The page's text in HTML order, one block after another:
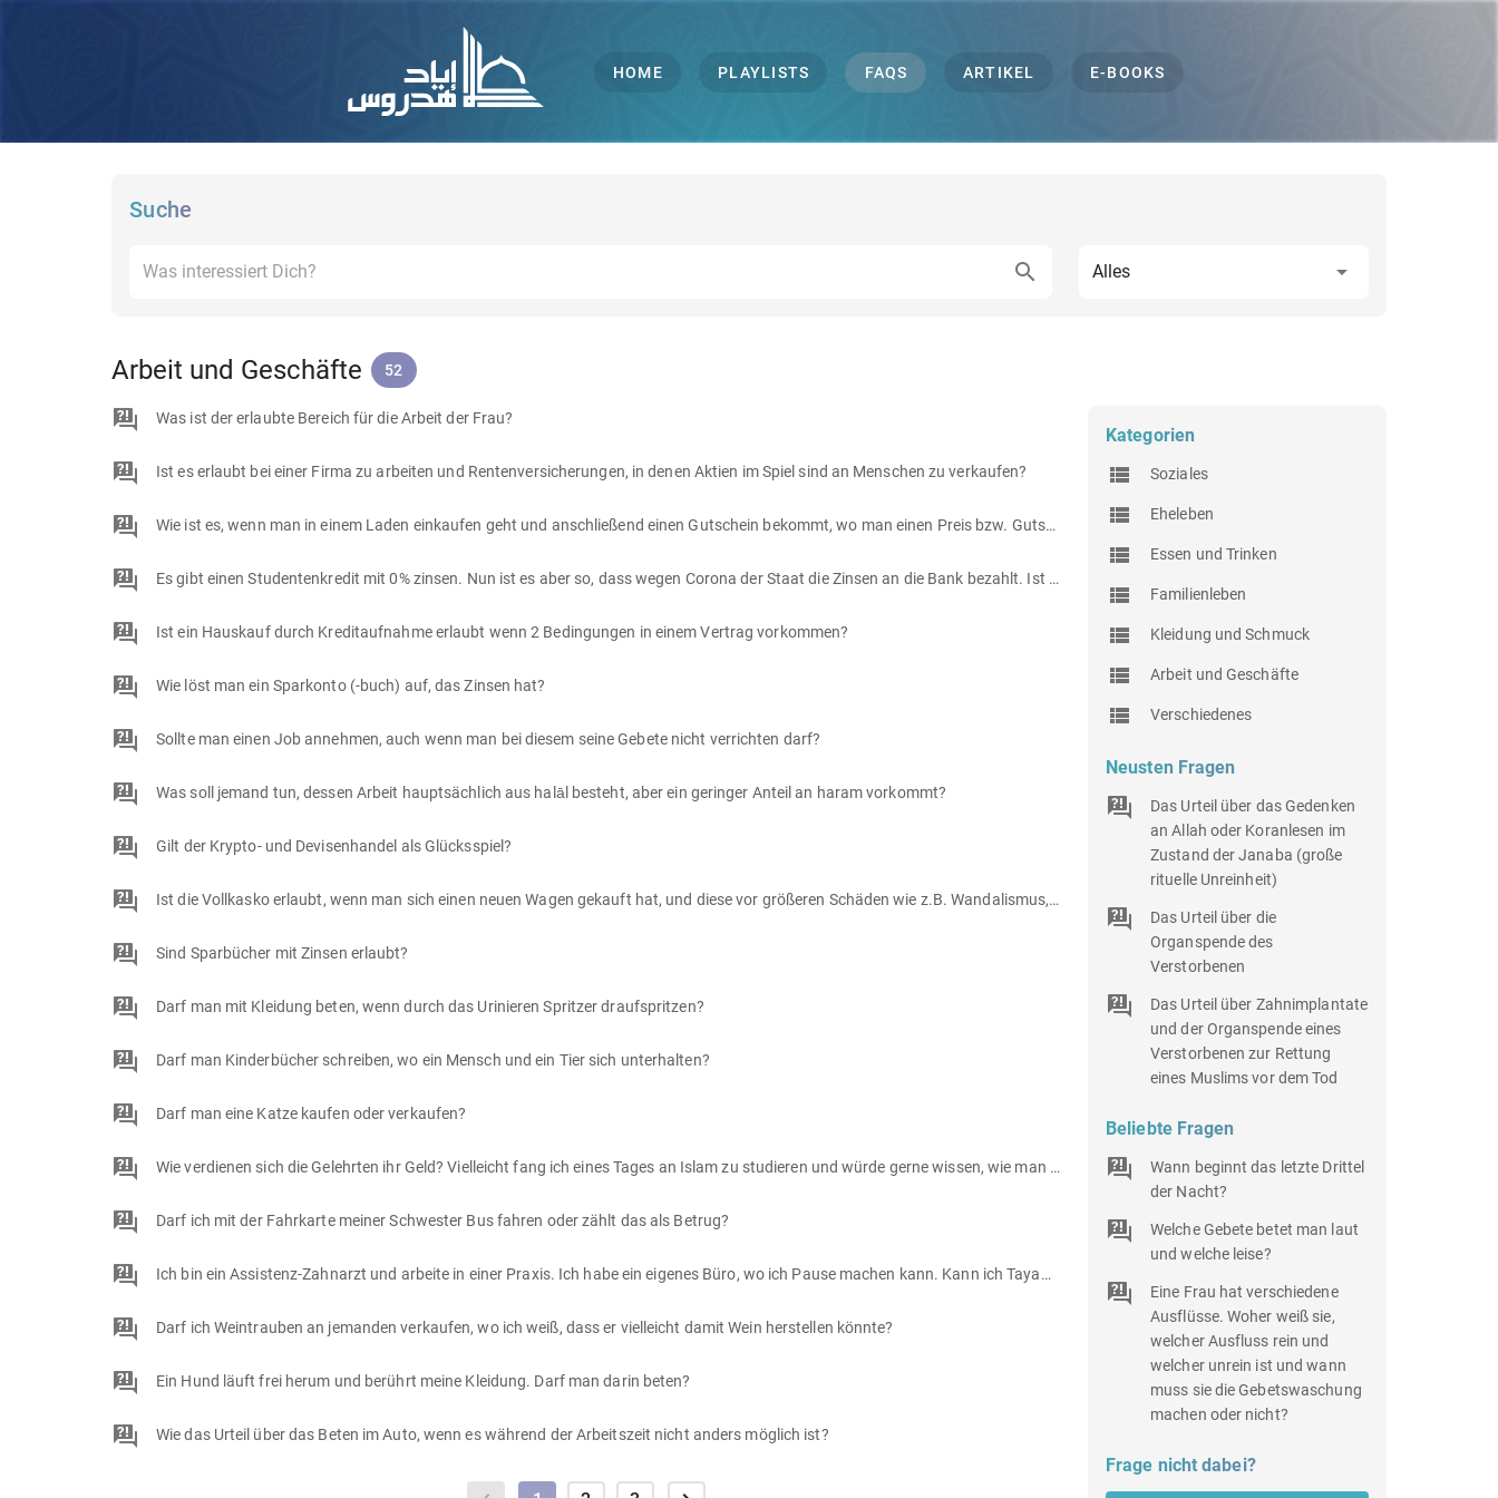
HOME PLAYLISTS FAQS ARTIKEL E-BOOKS
Suche
Alles
Arbeit und Geschäfte 52
Was ist der erlaubte Bereich für die Arbeit der Frau?
Ist es erlaubt bei einer Firma zu arbeiten und Rentenversicherungen, in denen Aktien im Spiel sind an Menschen zu verkaufen?
Wie ist es, wenn man in einem Laden einkaufen geht und anschließend einen Gutschein bekommt, wo man einen Preis bzw. Gutschein gewinnen kann?
Es gibt einen Studentenkredit mit 0% zinsen. Nun ist es aber so, dass wegen Corona der Staat die Zinsen an die Bank bezahlt. Ist es haram für mich?
Ist ein Hauskauf durch Kreditaufnahme erlaubt wenn 2 Bedingungen in einem Vertrag vorkommen?
Wie löst man ein Sparkonto (-buch) auf, das Zinsen hat?
Sollte man einen Job annehmen, auch wenn man bei diesem seine Gebete nicht verrichten darf?
Was soll jemand tun, dessen Arbeit hauptsächlich aus halāl besteht, aber ein geringer Anteil an haram vorkommt?
Gilt der Krypto- und Devisenhandel als Glücksspiel?
Ist die Vollkasko erlaubt, wenn man sich einen neuen Wagen gekauft hat, und diese vor größeren Schäden wie z.B. Wandalismus, Kratzer oder Diebstahl schützen möchte?
Sind Sparbücher mit Zinsen erlaubt?
Darf man mit Kleidung beten, wenn durch das Urinieren Spritzer draufspritzen?
Darf man Kinderbücher schreiben, wo ein Mensch und ein Tier sich unterhalten?
Darf man eine Katze kaufen oder verkaufen?
Wie verdienen sich die Gelehrten ihr Geld? Vielleicht fang ich eines Tages an Islam zu studieren und würde gerne wissen, wie man Geld damit verdienen kann?
Darf ich mit der Fahrkarte meiner Schwester Bus fahren oder zählt das als Betrug?
Ich bin ein Assistenz-Zahnarzt und arbeite in einer Praxis. Ich habe ein eigenes Büro, wo ich Pause machen kann. Kann ich Tayammum machen für das Gebet, obwohl Wasser verfügbar ist?
Darf ich Weintrauben an jemanden verkaufen, wo ich weiß, dass er vielleicht damit Wein herstellen könnte?
Ein Hund läuft frei herum und berührt meine Kleidung. Darf man darin beten?
Wie das Urteil über das Beten im Auto, wenn es während der Arbeitszeit nicht anders möglich ist?
Kategorien
Soziales
Eheleben
Essen und Trinken
Familienleben
Kleidung und Schmuck
Arbeit und Geschäfte
Verschiedenes
Neusten Fragen
Das Urteil über das Gedenken
an Allah oder Koranlesen im
Zustand der Janaba (große
rituelle Unreinheit)
Das Urteil über die
Organspende des
Verstorbenen
Das Urteil über Zahnimplantate
und der Organspende eines
Verstorbenen zur Rettung
eines Muslims vor dem Tod
Beliebte Fragen
Wann beginnt das letzte Drittel
der Nacht?
Welche Gebete betet man laut
und welche leise?
Eine Frau hat verschiedene
Ausflüsse. Woher weiß sie,
welcher Ausfluss rein und
welcher unrein ist und wann
muss sie die Gebetswaschung
machen oder nicht?
Frage nicht dabei?